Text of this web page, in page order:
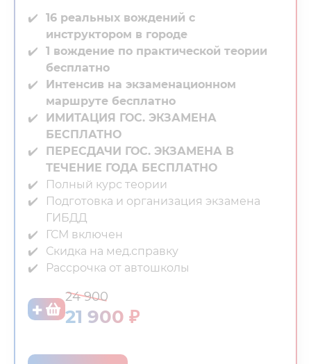
16 реальных вождений с
инструктором в городе⁣⁣
1 вождение по практической теории
бесплатно
Интенсив на экзаменационном
маршруте бесплатно
ИМИТАЦИЯ ГОС. ЭКЗАМЕНА
БЕСПЛАТНО
ПЕРЕСДАЧИ ГОС. ЭКЗАМЕНА В
ТЕЧЕНИЕ ГОДА БЕСПЛАТНО
Полный курс теории⁣⁣
Подготовка и организация экзамена
ГИБДД⁣⁣
ГСМ включен⁣⁣
Скидка на мед.справку⁣⁣
Рассрочка от автошколы
24 900
21 900 ₽